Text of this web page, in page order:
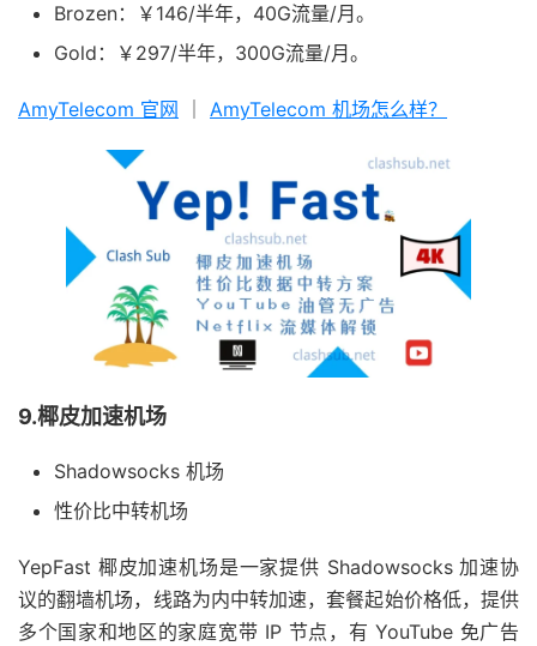
Brozen：￥146/半年，40G流量/月。
Gold：￥297/半年，300G流量/月。
AmyTelecom 官网 AmyTelecom 机场怎么样？
9.椰皮加速机场
Shadowsocks 机场
性价比中转机场
YepFast 椰皮加速机场是一家提供 Shadowsocks 加速协
议的翻墙机场，线路为内中转加速，套餐起始价格低，提供
多个国家和地区的家庭宽带 IP 节点，有 YouTube 免广告